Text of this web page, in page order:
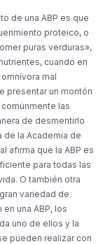
de una ABP es que
proteico, o
puras verduras»,
cuando en
mal
presentar un montón
las
de desmentirlo
de la Academia de
afirma que la ABP es
para todas las
O también otra
variedad de
una ABP, los
uno de ellos y la
pueden realizar con